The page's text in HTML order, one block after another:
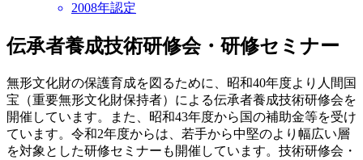
2008年認定
伝承者養成技術研修会・研修セミナー
無形文化財の保護育成を図るために、昭和40年度より人間国
宝（重要無形文化財保持者）による伝承者養成技術研修会を
開催しています。また、昭和43年度から国の補助金等を受け
ています。令和2年度からは、若手から中堅のより幅広い層
を対象とした研修セミナーも開催しています。技術研修会・